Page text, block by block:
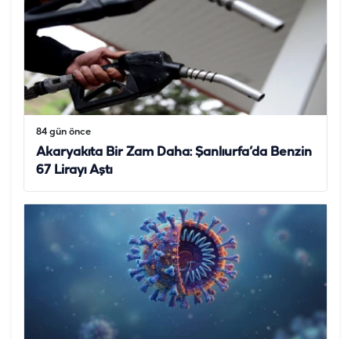
84 gün önce
Akaryakıta Bir Zam Daha: Şanlıurfa’da Benzin
67 Lirayı Aştı